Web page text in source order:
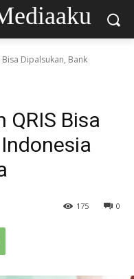
Dipalsukan, Bank
QRIS Bisa
0
175